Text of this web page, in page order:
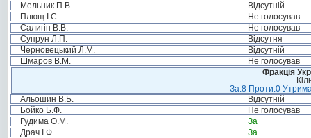
Мельник П.В.
Відсутній
Плющ І.С.
Не голосував
Салигін В.В.
Не голосував
Супрун Л.П.
Відсутня
Черновецький Л.М.
Відсутній
Шмаров В.М.
Не голосував
Фракція
За:8 Проти:0
Альошин В.Б.
Відсутній
Бойко Б.Ф.
Не голосував
Гудима О.М.
За
Драч І.Ф.
За